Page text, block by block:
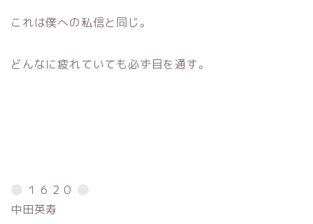
これは僕への私信と同じ。
どんなに疲れていても必ず目を通す。
１６２０
中田英寿